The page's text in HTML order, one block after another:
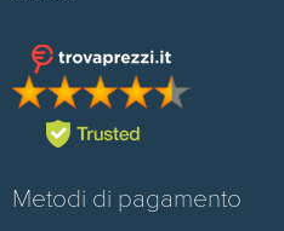
Metodi di pagamento